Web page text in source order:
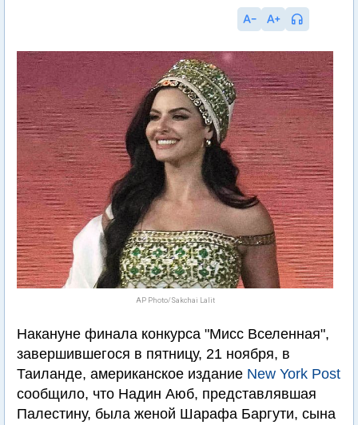
AP Photo/Sakchai Lalit
Накануне финала конкурса "Мисс Вселенная",
завершившегося в пятницу, 21 ноября, в
Таиланде, американское издание New York Post
сообщило, что Надин Аюб, представлявшая
Палестину, была женой Шарафа Баргути, сына